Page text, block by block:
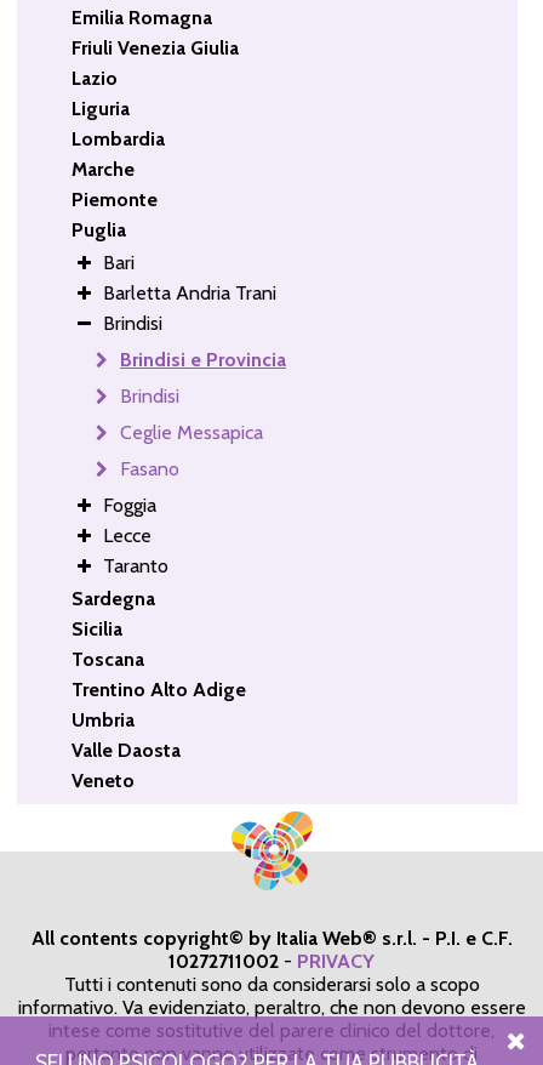
Emilia Romagna
Friuli Venezia Giulia
Lazio
Liguria
Lombardia
Marche
Piemonte
Puglia
Bari
Barletta Andria Trani
Brindisi
Brindisi e Provincia
Brindisi
Ceglie Messapica
Fasano
Foggia
Lecce
Taranto
Sardegna
Sicilia
Toscana
Trentino Alto Adige
Umbria
Valle Daosta
Veneto
All contents copyright© by Italia Web® s.r.l. - P.I. e C.F.
10272711002 - PRIVACY
Tutti i contenuti sono da considerarsi solo a scopo
informativo. Va evidenziato, peraltro, che non devono essere
intese come sostitutive del parere clinico del dottore,
pertanto non vanno utilizzate come strumento di